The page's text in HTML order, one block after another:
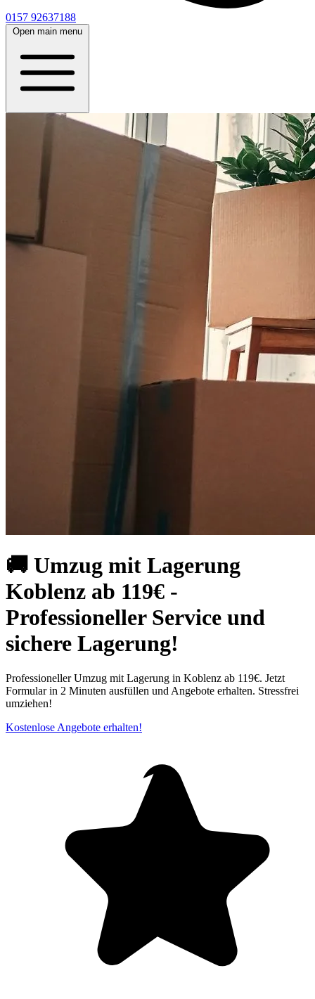
0157 92637188
Open main menu
🚚 Umzug mit Lagerung
Koblenz ab 119€ -
Professioneller Service und
sichere Lagerung!
Professioneller Umzug mit Lagerung in Koblenz ab 119€. Jetzt
Formular in 2 Minuten ausfüllen und Angebote erhalten. Stressfrei
umziehen!
Kostenlose Angebote erhalten!